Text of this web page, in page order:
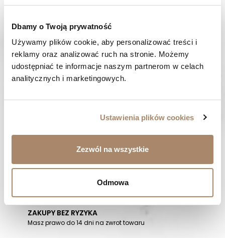
Dbamy o Twoją prywatność
Używamy plików cookie, aby personalizować treści i
reklamy oraz analizować ruch na stronie. Możemy
udostępniać te informacje naszym partnerom w celach
analitycznych i marketingowych.
Ustawienia plików cookies
Zezwól na wszystkie
Odmowa
OPIS
SKŁAD I MATERIAŁ
MASZ PYTANIE? Zadzwoń do nas :
Pracujemy od poniedziałku do piątku. Od godziny 9:00 do
godziny 15:00. +48 537 238 431
ZAKUPY BEZ RYZYKA
Masz prawo do 14 dni na zwrot towaru